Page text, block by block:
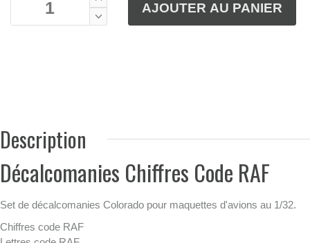
Description
Décalcomanies Chiffres Code RAF
Set de décalcomanies Colorado pour maquettes d'avions au 1/32.
Chiffres code RAF